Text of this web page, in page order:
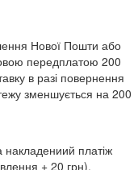
Нової Пошти або
передплатою 200
в разі повернення
зменшується на 200
накладениий платіж
+ 20 грн).